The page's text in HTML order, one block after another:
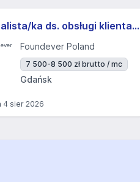
Specjalista/ka ds. obsługi klienta z j.niemieckim
Foundever Poland
7 500-8 500 zł brutto / mc
Gdańsk
4 sier 2026